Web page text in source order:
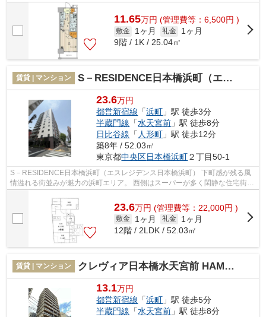
キレイに整備されていて歩きや...
11.65万円 (管理費等：6,500円 )
敷金 1ヶ月 礼金
1ヶ月
9階 / 1K / 25.04㎡
賃貸 | マンション S－RESIDENCE日本橋浜町（エスレジデンス日本橋浜町）
23.6万円
都営新宿線 「浜町 」駅 徒歩3分
半蔵門線 「水天宮前 」駅 徒歩8分
日比谷線 「 人形町 」駅 徒歩12分
築8年 / 52.03㎡
東京都中央区日本橋浜町２丁目50-1
S－RESIDENCE日本橋浜町（エスレジデンス日本橋浜町） 下町感が残る風
情溢れる街並みが魅力の浜町エリア。 西側はスーパーが多く閑静な住宅街に
23.6万円 (管理費等：22,000円 )
敷金 1ヶ月 礼金
1ヶ月
12階 / 2LDK / 52.03㎡
賃貸 | マンション クレヴィア日本橋水天宮前 HAMACHO RESIDENCE
13.1万円
都営新宿線 「浜町 」駅 徒歩5分
半蔵門線 「水天宮前 」駅 徒歩8分